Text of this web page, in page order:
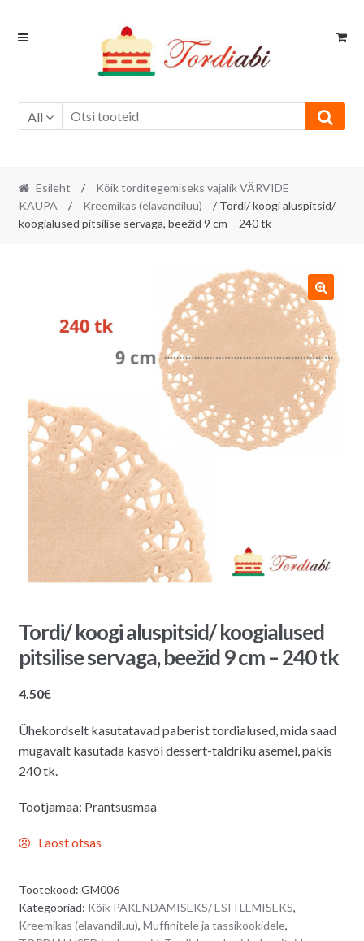
Skip
Skip
All
Esileht /
Kõik torditegemiseks vajalik VÄRVIDE
KAUPA
/ Kreemikas (elavandiluu)
/ Tordi/ koogi aluspitsid/
koogialused pitsilise servaga, beežid 9 cm – 240 tk
Tordi/ koogi aluspitsid/ koogialused
pitsilise servaga, beežid 9 cm – 240 tk
4.50€
Ühekordselt kasutatavad paberist tordialused, mida saad
mugavalt kasutada kasvõi dessert-taldriku asemel, pakis
240 tk.
Tootjamaa: Prantsusmaa
Laost otsas
Tootekood: GM006
Kategooriad: Kõik PAKENDAMISEKS/ ESITLEMISEKS,
Kreemikas (elavandiluu), Muffinitele ja tassikookidele,